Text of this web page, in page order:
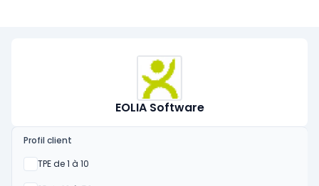
EOLIA Software
Profil client
TPE de 1 à 10
Oui